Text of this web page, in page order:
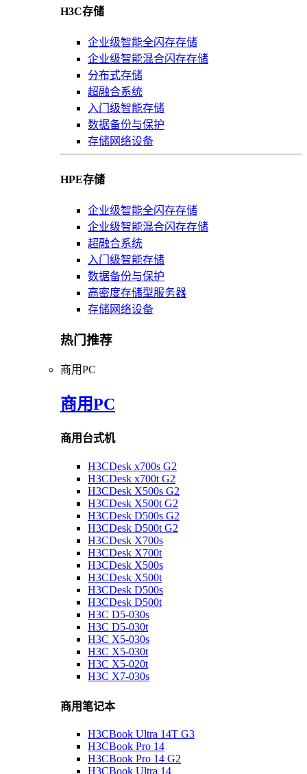
H3C存储
企业级智能全闪存存储
企业级智能混合闪存存储
分布式存储
超融合系统
入门级智能存储
数据备份与保护
存储网络设备
HPE存储
企业级智能全闪存存储
企业级智能混合闪存存储
超融合系统
入门级智能存储
数据备份与保护
高密度存储型服务器
存储网络设备
热门推荐
商用PC
商用PC
商用台式机
H3CDesk x700s G2
H3CDesk x700t G2
H3CDesk X500s G2
H3CDesk X500t G2
H3CDesk D500s G2
H3CDesk D500t G2
H3CDesk X700s
H3CDesk X700t
H3CDesk X500s
H3CDesk X500t
H3CDesk D500s
H3CDesk D500t
H3C D5-030s
H3C D5-030t
H3C X5-030s
H3C X5-030t
H3C X5-020t
H3C X7-030s
商用笔记本
H3CBook Ultra 14T G3
H3CBook Pro 14
H3CBook Pro 14 G2
H3CBook Ultra 14